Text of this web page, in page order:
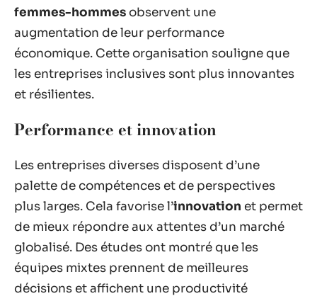
femmes-hommes observent une
augmentation de leur performance
économique. Cette organisation souligne que
les entreprises inclusives sont plus innovantes
et résilientes.
Performance et innovation
Les entreprises diverses disposent d’une
palette de compétences et de perspectives
plus larges. Cela favorise l’innovation et permet
de mieux répondre aux attentes d’un marché
globalisé. Des études ont montré que les
équipes mixtes prennent de meilleures
décisions et affichent une productivité